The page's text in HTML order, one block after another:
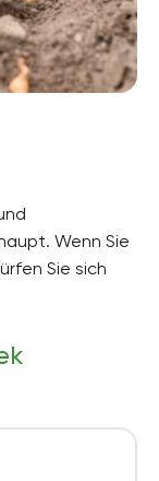
Wenn Sie
Sie sich